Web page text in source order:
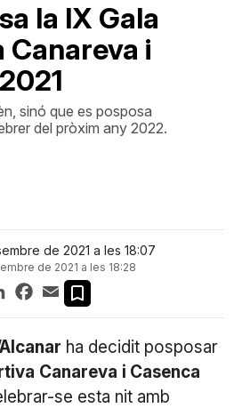
la IX Gala
i
sinó que es posposa
del pròxim any 2022.
de 2021 a les 18:07
de 2021 a les 18:28
LinkedInFacebook
Email
ha decidit posposar
Canareva i Casenca
se esta nit amb